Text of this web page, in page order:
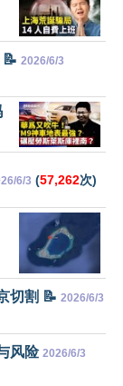
2026/6/3
6/3 (57,262次)
切割 📝 2026/6/3
风险 2026/6/3